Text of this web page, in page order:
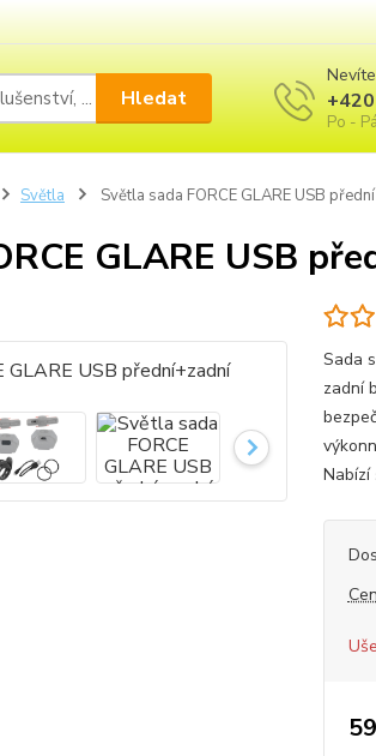
Hledat
Po -
Světla Světla sada FORCE GLARE USB
GLARE USB
Sada
zadní
Nabízí